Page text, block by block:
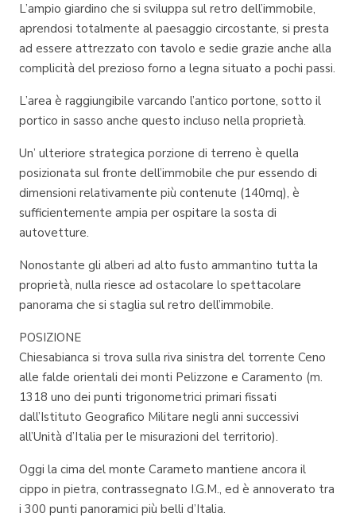
L’ampio giardino che si sviluppa sul retro dell’immobile,
aprendosi totalmente al paesaggio circostante, si presta
ad essere attrezzato con tavolo e sedie grazie anche alla
complicità del prezioso forno a legna situato a pochi passi.
L’area è raggiungibile varcando l’antico portone, sotto il
portico in sasso anche questo incluso nella proprietà.
Un’ ulteriore strategica porzione di terreno è quella
posizionata sul fronte dell’immobile che pur essendo di
dimensioni relativamente più contenute (140mq), è
sufficientemente ampia per ospitare la sosta di
autovetture.
Nonostante gli alberi ad alto fusto ammantino tutta la
proprietà, nulla riesce ad ostacolare lo spettacolare
panorama che si staglia sul retro dell’immobile.
POSIZIONE
Chiesabianca si trova sulla riva sinistra del torrente Ceno
alle falde orientali dei monti Pelizzone e Caramento (m.
1318 uno dei punti trigonometrici primari fissati
dall’Istituto Geografico Militare negli anni successivi
all’Unità d’Italia per le misurazioni del territorio).
Oggi la cima del monte Carameto mantiene ancora il
cippo in pietra, contrassegnato I.G.M., ed è annoverato tra
i 300 punti panoramici più belli d’Italia.